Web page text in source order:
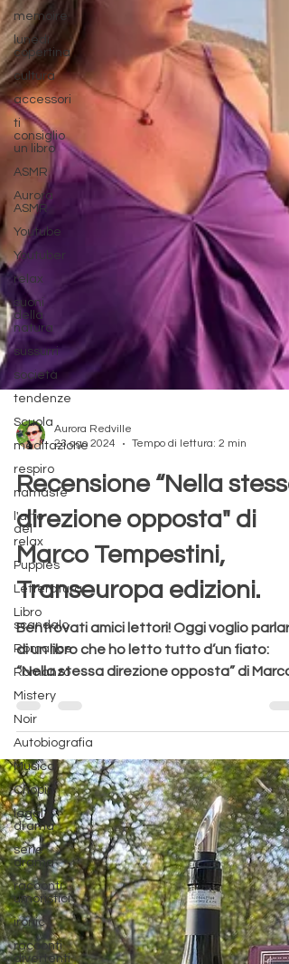
memoire
lunedì
copertina
cultura
accessori
ti
consiglio
un libro
ASMR
Aurora
ASMR
Youtube
Youtuber
relax
suoni
della
natura
sussurri
società
tendenze
Scuola
meditazione
respiro
namaste
l'arte
del
relax
Puppies
Letteratura
Libro
scandalo
Romance
Romanzo
Mistery
Noir
Autobiografia
Musica
Chopin
legal
drama
serie
drama
racconti
umoristici
ironic
racconti
divertenti
23 ago 2024
Tempo di lettura: 2 min
Recensione “Nella stessa
direzione opposta" di
Marco Tempestini,
Transeuropa edizioni.
Bentrovati amici lettori! Oggi voglio
di un libro che ho letto tutto d’un fiato:
“Nella stessa direzione opposta” di